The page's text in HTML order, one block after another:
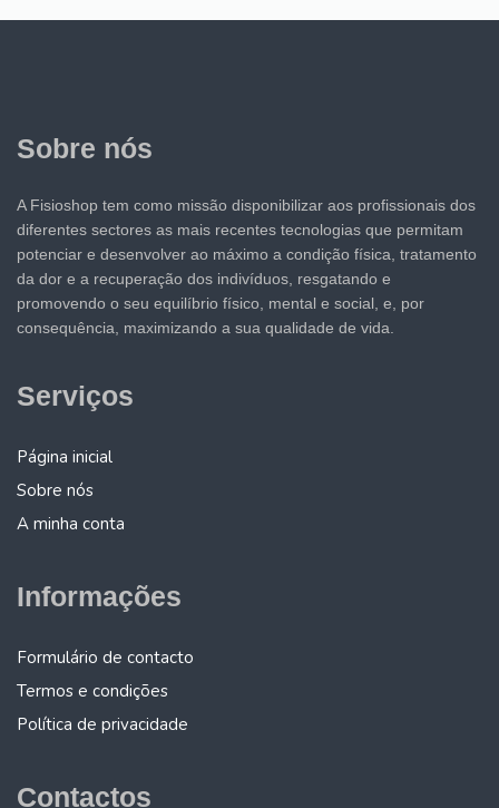
Sobre nós
A Fisioshop tem como missão disponibilizar aos profissionais dos
diferentes sectores as mais recentes tecnologias que permitam
potenciar e desenvolver ao máximo a condição física, tratamento
da dor e a recuperação dos indivíduos, resgatando e
promovendo o seu equilíbrio físico, mental e social, e, por
consequência, maximizando a sua qualidade de vida.
Serviços
Página inicial
Sobre nós
A minha conta
Informações
Formulário de contacto
Termos e condições
Política de privacidade
Contactos